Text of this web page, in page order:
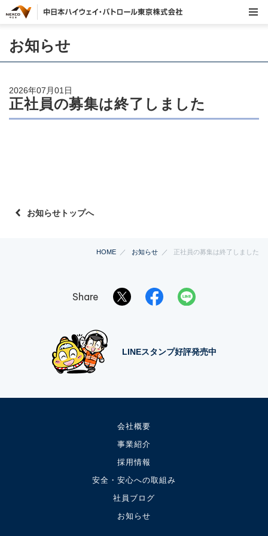
お知らせ
正社員の募集は終了しました
2026年07月01日
お知らせトップへ
HOME お知らせ 正社員の募集は終了しました
Share
LINEスタンプ好評発売中
会社概要
事業紹介
採用情報
安全・安心への取組み
社員ブログ
お知らせ